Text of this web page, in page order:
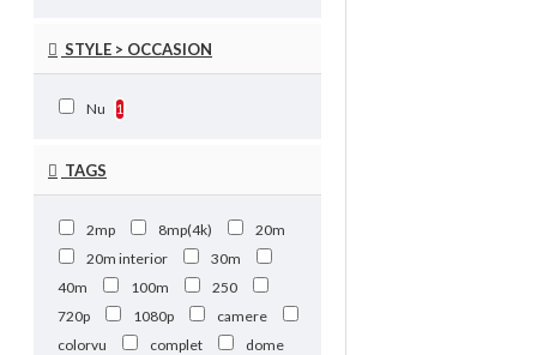
STYLE > OCCASION
Nu 1
TAGS
2mp 8mp(4k)
20m
20m interior
30m
40m
100m
250
720p
1080p
camere
colorvu
complet
dome